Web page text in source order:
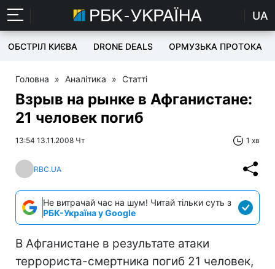
UA
ОБСТРІЛ КИЄВА DRONE DEALS ОРМУЗЬКА ПРОТОКА
Головна » Аналітика » Статті
Взрыв на рынке в Афганистане:
21 человек погиб
13:54 13.11.2008 Чт 1 хв
RBC.UA
Не витрачай час на шум! Читай тільки суть з
РБК-Україна у Google
В Афганистане в результате атаки
террориста-смертника погиб 21 человек,